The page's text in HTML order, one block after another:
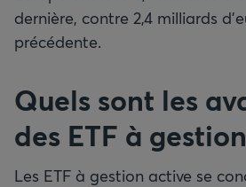
dernière, contre 2,4 milliards
précédente.
Quels sont les
des ETF à
Les ETF à gestion active se